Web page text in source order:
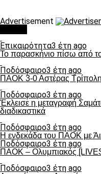
Advertisement
Επικαιρότητα3 έτη ago
Το παρασκήνιο πίσω από
Ποδόσφαιρο3 έτη ago
ΠΑΟΚ 3-0 Αστέρας
Ποδόσφαιρο3 έτη ago
Έκλεισε η μεταγραφή
διαδικαστικά
Ποδόσφαιρο3 έτη ago
Η ενδεκάδα του ΠΑΟΚ με
Ποδόσφαιρο3 έτη ago
ΠΑΟΚ – Ολυμπιακός
Ποδόσφαιρο3 έτη ago